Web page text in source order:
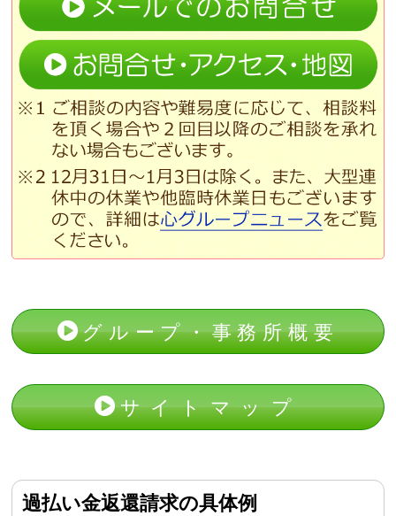
グループ・事務所概要
サイトマップ
過払い金返還請求の具体例